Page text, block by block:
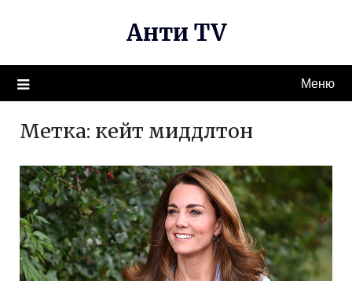
Анти TV
Меню
Метка: кейт миддлтон